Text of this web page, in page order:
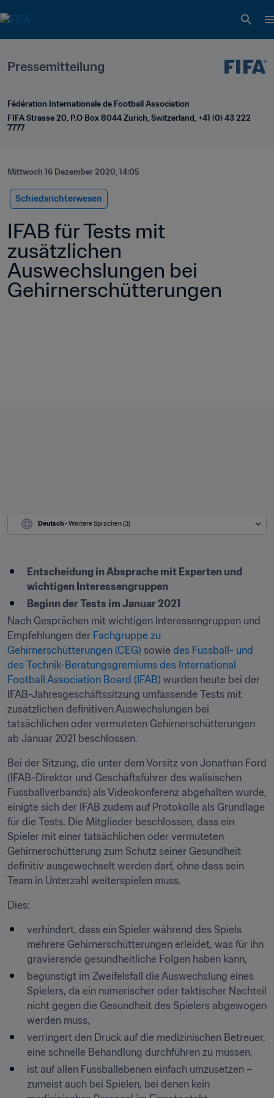
Pressemitteilung
Fédération Internationale de Football Association
FIFA Strasse 20, P.O Box 8044 Zurich, Switzerland, +41 (0) 43 222
7777
Mittwoch 16 Dezember 2020, 14:05
Schiedsrichterwesen
IFAB für Tests mit
zusätzlichen
Auswechslungen bei
Gehirnerschütterungen
Deutsch - Weitere Sprachen (3)
Entscheidung in Absprache mit Experten und
wichtigen Interessengruppen
Beginn der Tests im Januar 2021
Nach Gesprächen mit wichtigen Interessengruppen und
Empfehlungen der Fachgruppe zu
Gehirnerschütterungen (CEG) sowie des Fussball- und
des Technik-Beratungsgremiums des International
Football Association Board (IFAB) wurden heute bei der
IFAB-Jahresgeschäftssitzung umfassende Tests mit
zusätzlichen definitiven Auswechslungen bei
tatsächlichen oder vermuteten Gehirnerschütterungen
ab Januar 2021 beschlossen.
Bei der Sitzung, die unter dem Vorsitz von Jonathan Ford
(IFAB-Direktor und Geschäftsführer des walisischen
Fussballverbands) als Videokonferenz abgehalten wurde,
einigte sich der IFAB zudem auf Protokolle als Grundlage
für die Tests. Die Mitglieder beschlossen, dass ein
Spieler mit einer tatsächlichen oder vermuteten
Gehirnerschütterung zum Schutz seiner Gesundheit
definitiv ausgewechselt werden darf, ohne dass sein
Team in Unterzahl weiterspielen muss.
Dies:
verhindert, dass ein Spieler während des Spiels
mehrere Gehirnerschütterungen erleidet, was für ihn
gravierende gesundheitliche Folgen haben kann,
begünstigt im Zweifelsfall die Auswechslung eines
Spielers, da ein numerischer oder taktischer Nachteil
nicht gegen die Gesundheit des Spielers abgewogen
werden muss,
verringert den Druck auf die medizinischen Betreuer,
eine schnelle Behandlung durchführen zu müssen,
ist auf allen Fussballebenen einfach umzusetzen –
zumeist auch bei Spielen, bei denen kein